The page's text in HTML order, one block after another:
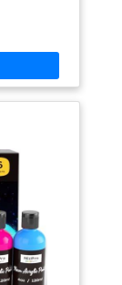
–
excellent
pastels ou
consistance
pâte à
les
Conçu
pour
des travaux
confirmés et